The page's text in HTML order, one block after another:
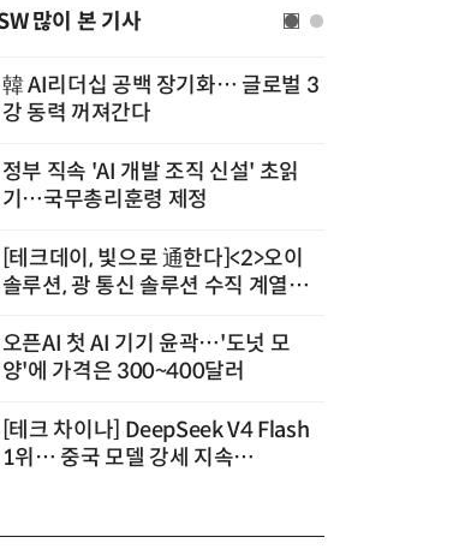
많이 본 기사
韓 AI리더십 공백 장기화… 글로벌 3
강 동력 꺼져간다
정부 직속 'AI 개발 조직 신설' 초읽
기…국무총리훈령 제정
[테크데이, 빛으로 通한다]<2>오이
솔루션, 광 통신 솔루션 수직 계열
략'
오픈AI 첫 AI 기기 윤곽…'도넛 모
양'에 가격은 300~400달러
[테크 차이나] DeepSeek V4 Flash
1위… 중국 모델 강세 지속